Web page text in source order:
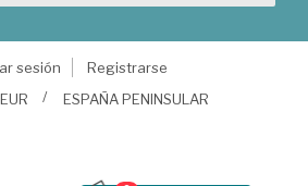
sesión
Registrarse
EUR ESPAÑA PENINSULAR